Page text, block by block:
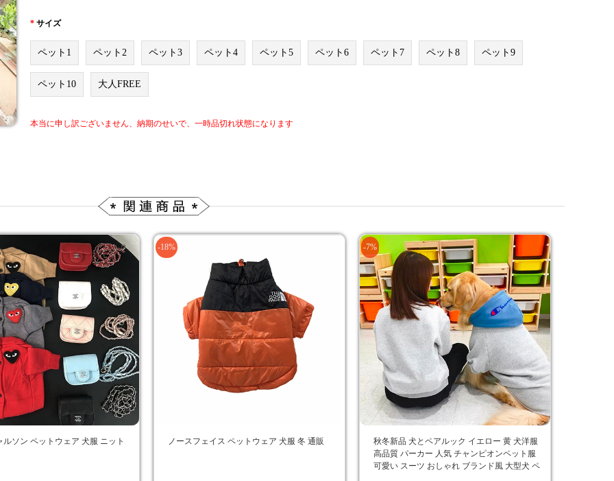
* サイズ
ペット1 ペット2 ペット3 ペット4 ペット5 ペット6 ペット7 ペット8 ペット9
ペット10 大人FREE
本当に申し訳ございません、納期のせいで、一時品切れ状態になります
ルソン ペットウェア 犬服 ニット
-18%
ノースフェイス ペットウェア 犬服 冬 通販
-7%
秋冬新品 犬とペアルック イエロー 黄 犬洋服
高品質 パーカー 人気 チャンピオンペット服
可愛い スーツ おしゃれ ブランド風 大型犬 ペ